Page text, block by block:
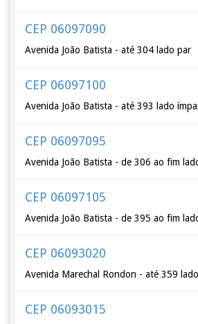
CEP 06097090
Avenida João Batista - até 304 lado par
CEP 06097100
Avenida João Batista - até 393 lado
CEP 06097095
Avenida João Batista - de 306 ao fim
CEP 06097105
Avenida João Batista - de 395 ao fim
CEP 06093020
Avenida Marechal Rondon - até 359
CEP 06093015